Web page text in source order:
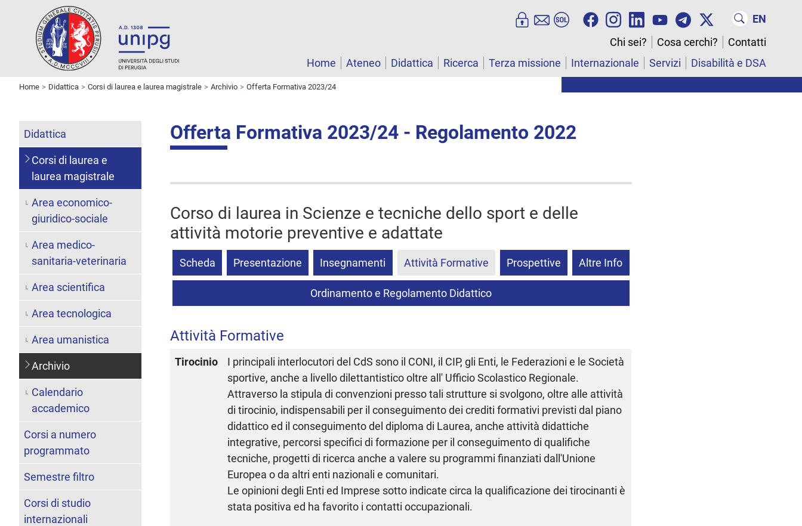
EN
Chi sei?
Cosa cerchi?
Contatti
Home
Ateneo Didattica Ricerca Terza missione Internazionale Servizi Disabilità e DSA
Home Didattica Corsi di laurea e laurea magistrale Archivio Offerta Formativa 2023/24
Offerta Formativa 2023/24 - Regolamento 2022
Corso di laurea in Scienze e tecniche dello sport e delle
attività motorie preventive e adattate
Scheda Presentazione Insegnamenti Attività Formative Prospettive Altre Info
Ordinamento e Regolamento Didattico
Attività Formative
Tirocinio
I principali interlocutori del CdS sono il CONI, il CIP, gli Enti, le Federazioni e le Società
sportive, anche a livello dilettantistico oltre all' Ufficio Scolastico Regionale.
Attraverso la stipula di convenzioni presso tali strutture si svolgono, oltre alle attività
di tirocinio, indispensabili per il conseguimento dei crediti formativi previsti dal piano
didattico ed il conseguimento del diploma di Laurea, anche attività didattiche
integrative, percorsi specifici di formazione per il conseguimento di qualifiche
tecniche, progetti di ricerca anche a valere su programmi finanziati dall'Unione
Europea o da altri enti nazionali e comunitari.
Le opinioni degli Enti ed Imprese sotto indicate circa la qualificazione dei tirocinanti è
stata positiva ed ha favorito i contatti occupazionali.
Didattica
Corsi di laurea e
laurea magistrale
Area economico-
giuridico-sociale
Area medico-
sanitaria-veterinaria
Area scientifica
Area tecnologica
Area umanistica
Archivio
Calendario
accademico
Corsi a numero
programmato
Semestre filtro
Corsi di studio
internazionali